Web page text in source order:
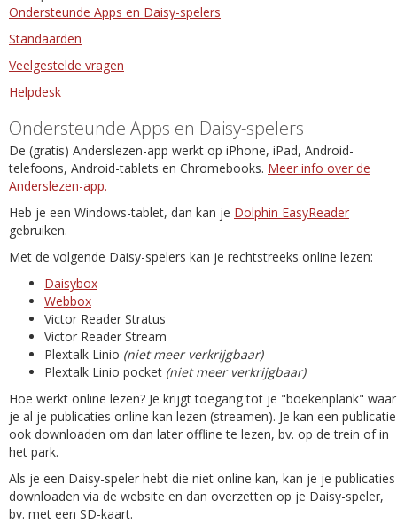
Ondersteunde Apps en Daisy-spelers
Standaarden
Veelgestelde vragen
Helpdesk
Ondersteunde Apps en Daisy-spelers
De (gratis) Anderslezen-app werkt op iPhone, iPad, Android-
telefoons, Android-tablets en Chromebooks. Meer info over de
Anderslezen-app.
Heb je een Windows-tablet, dan kan je Dolphin EasyReader
gebruiken.
Met de volgende Daisy-spelers kan je rechtstreeks online lezen:
Daisybox
Webbox
Victor Reader Stratus
Victor Reader Stream
Plextalk Linio (niet meer verkrijgbaar)
Plextalk Linio pocket (niet meer verkrijgbaar)
Hoe werkt online lezen? Je krijgt toegang tot je "boekenplank" waar
je al je publicaties online kan lezen (streamen). Je kan een publicatie
ook downloaden om dan later offline te lezen, bv. op de trein of in
het park.
Als je een Daisy-speler hebt die niet online kan, kan je je publicaties
downloaden via de website en dan overzetten op je Daisy-speler,
bv. met een SD-kaart.